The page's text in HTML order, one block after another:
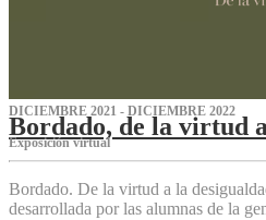
DICIEMBRE 2021 - DICIEMBRE 2022
Bordado, de la virtud
Exposición virtual‌
Bordado. De la virtud a la
desarrollada por las alumnas de la